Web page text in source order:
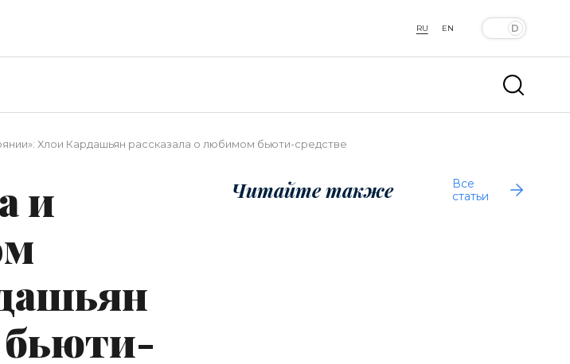
RU EN
Хлои Кардашьян рассказала о любимом бьюти-средстве
и
бьюти-
Читайте также
Все
статьи